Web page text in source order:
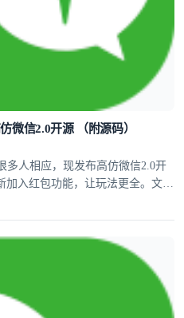
微信2.0开源 （附源码）
多人相应，现发布高仿微信2.0开
入红包功能，让玩法更全。文章